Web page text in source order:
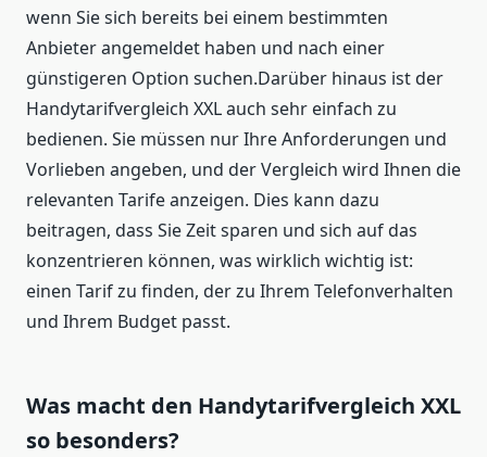
wenn Sie sich bereits bei einem bestimmten
Anbieter angemeldet haben und nach einer
günstigeren Option suchen.Darüber hinaus ist der
Handytarifvergleich XXL auch sehr einfach zu
bedienen. Sie müssen nur Ihre Anforderungen und
Vorlieben angeben, und der Vergleich wird Ihnen die
relevanten Tarife anzeigen. Dies kann dazu
beitragen, dass Sie Zeit sparen und sich auf das
konzentrieren können, was wirklich wichtig ist:
einen Tarif zu finden, der zu Ihrem Telefonverhalten
und Ihrem Budget passt.
Was macht den Handytarifvergleich XXL
so besonders?